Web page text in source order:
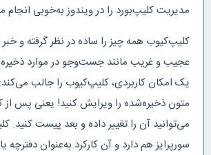
مدیریت کلیپ‌بورد را در ویندوز به‌خوبی
کلیپ‌کیوب همه چیز را ساده در نظر گرفته و
عجیب و غریب مانند جست‌وجو در موارد
یک امکان کاربردی، کلیپ‌کیوب را جالب
متون ذخیره‌شده را ویرایش کنید! یعنی پس
می‌توانید آن را تغییر داده و بعد پیست
سورپرایز هم دارد و آن کارکرد به‌عنوان